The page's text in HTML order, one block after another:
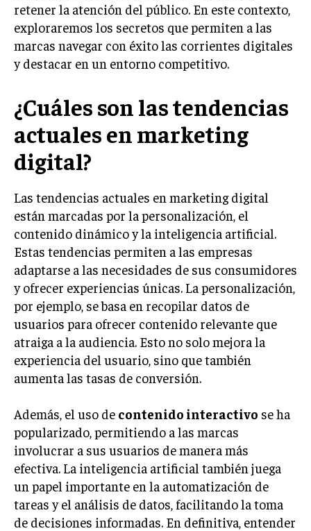
LIFESTYLE
MARKETING
ESTRATEGIAS DE MARKETING
AGENCIAS DE POSICIONAMIENTO WEB SEO
VENTA DE ENLACES
MARKETING DIGITAL
VENTAS Y PERSUASIÓN
GESTIÓN DE PRODUCTOS
COMUNICACIÓN CORPORATIVA
GESTIÓN DE MARCA
INVESTIGACIÓN DE MERCADO
ANÁLISIS DE COMPETENCIA
GESTIÓN DE CLIENTES
INNOVACIÓN EMPRESARIAL
GESTIÓN DEL CAMBIO
LIDERAZGO
HABILIDADES DIRECTIVAS
EMPRENDIMIENTO
retener la atención del público. En este contexto,
exploraremos los secretos que permiten a las
marcas navegar con éxito las corrientes digitales
y destacar en un entorno competitivo.
¿Cuáles son las tendencias
actuales en marketing
digital?
Las tendencias actuales en marketing digital
están marcadas por la personalización, el
contenido dinámico y la inteligencia artificial.
Estas tendencias permiten a las empresas
adaptarse a las necesidades de sus consumidores
y ofrecer experiencias únicas. La personalización,
por ejemplo, se basa en recopilar datos de
usuarios para ofrecer contenido relevante que
atraiga a la audiencia. Esto no solo mejora la
experiencia del usuario, sino que también
aumenta las tasas de conversión.
Además, el uso de contenido interactivo se ha
popularizado, permitiendo a las marcas
involucrar a sus usuarios de manera más
efectiva. La inteligencia artificial también juega
un papel importante en la automatización de
tareas y el análisis de datos, facilitando la toma
de decisiones informadas. En definitiva, entender